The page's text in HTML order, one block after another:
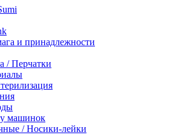
и принадлежности
/ Перчатки
машинок
/ Носики-лейки